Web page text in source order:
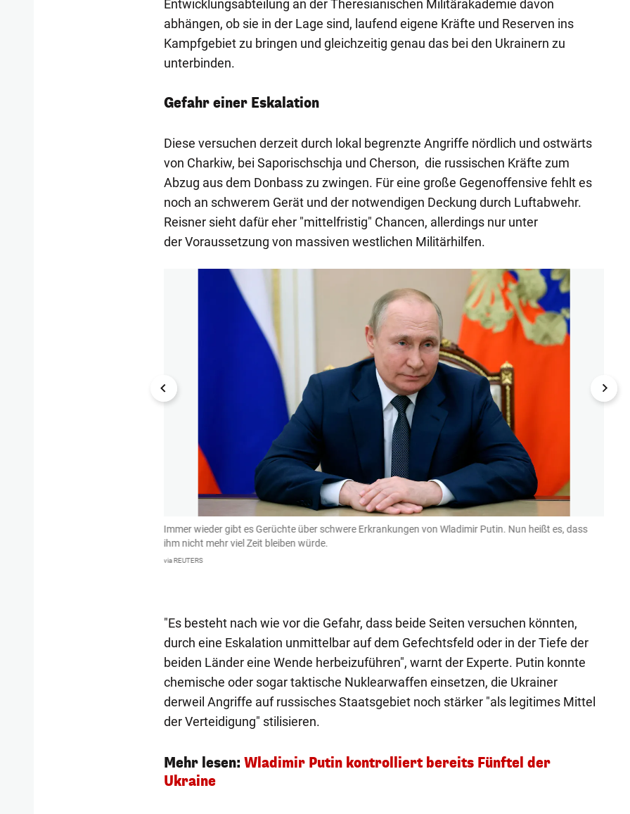
Entwicklungsabteilung an der Theresianischen Militärakademie davon
abhängen, ob sie in der Lage sind, laufend eigene Kräfte und Reserven ins
Kampfgebiet zu bringen und gleichzeitig genau das bei den Ukrainern zu
unterbinden.
Gefahr einer Eskalation
Diese versuchen derzeit durch lokal begrenzte Angriffe nördlich und ostwärts
von Charkiw, bei Saporischschja und Cherson, die russischen Kräfte zum
Abzug aus dem Donbass zu zwingen. Für eine große Gegenoffensive fehlt es
noch an schwerem Gerät und der notwendigen Deckung durch Luftabwehr.
Reisner sieht dafür eher "mittelfristig" Chancen, allerdings nur unter
der Voraussetzung von massiven westlichen Militärhilfen.
1/20
Immer wieder gibt es Gerüchte über schwere Erkrankungen von Wladimir Putin. Nun heißt es, dass
ihm nicht mehr viel Zeit bleiben würde.
via REUTERS
"Es besteht nach wie vor die Gefahr, dass beide Seiten versuchen könnten,
durch eine Eskalation unmittelbar auf dem Gefechtsfeld oder in der Tiefe der
beiden Länder eine Wende herbeizuführen", warnt der Experte. Putin konnte
chemische oder sogar taktische Nuklearwaffen einsetzen, die Ukrainer
derweil Angriffe auf russisches Staatsgebiet noch stärker "als legitimes Mittel
der Verteidigung" stilisieren.
Mehr lesen: Wladimir Putin kontrolliert bereits Fünftel der
Ukraine